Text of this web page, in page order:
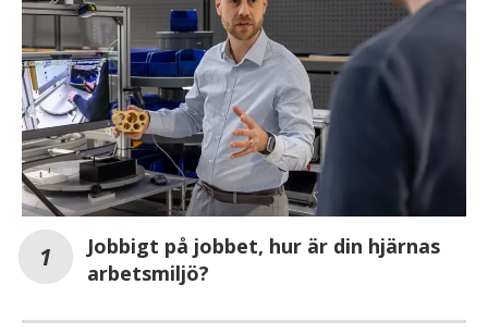
Jobbigt på jobbet, hur är din hjärnas
arbetsmiljö?